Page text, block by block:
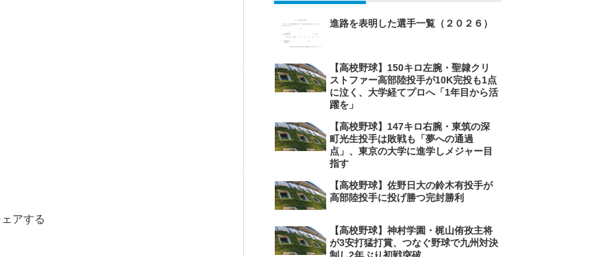
アする
進路を表明した選手一覧（２０２６）
【高校野球】150キロ左腕・聖隷クリ
ストファー高部陸投手が10K完投も1点
に泣く、大学経てプロへ「1年目から活
躍を」
【高校野球】147キロ右腕・東筑の深
町光生投手は敗戦も「夢への通過
点」、東京の大学に進学しメジャー目
指す
【高校野球】佐野日大の鈴木有投手が
高部陸投手に投げ勝つ完封勝利
【高校野球】神村学園・梶山侑孜主将
が3安打猛打賞、つなぐ野球で九州対決